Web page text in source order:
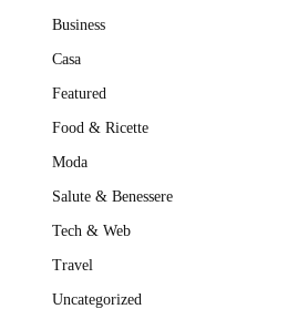
Business
Casa
Featured
Food & Ricette
Moda
Salute & Benessere
Tech & Web
Travel
Uncategorized